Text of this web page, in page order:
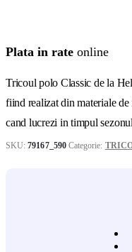
Plata in rate online
Tricoul polo Classic de la
fiind realizat din materiale
cand lucrezi in timpul
SKU:79167_590 Categorie: